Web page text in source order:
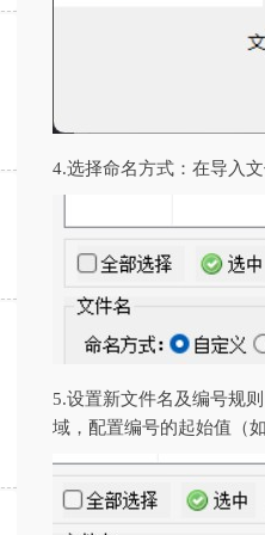
4.‌选择命名方式‌：在导入
5.‌设置新文件名及编号规
域，配置编号的起始值（